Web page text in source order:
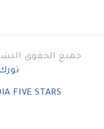
جميع الحقوق
FIVE STARS